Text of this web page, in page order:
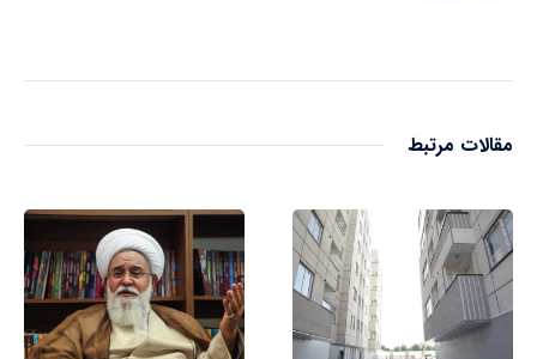
مقالات مرتبط